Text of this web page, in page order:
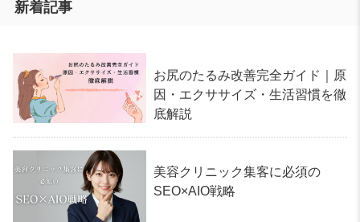
新着記事
お尻のたるみ改善完全ガイド｜原
因・エクササイズ・生活習慣を徹
底解説
美容クリニック集客に必須の
SEO×AIO戦略